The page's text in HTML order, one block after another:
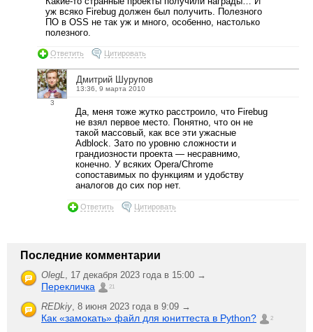
уж всяко Firebug должен был получить. Полезного
ПО в OSS не так уж и много, особенно, настолько
полезного.
Ответить Цитировать
3
Дмитрий Шурупов
13:36, 9 марта 2010
Да, меня тоже жутко расстроило, что Firebug
не взял первое место. Понятно, что он не
такой массовый, как все эти ужасные
Adblock. Зато по уровню сложности и
грандиозности проекта — несравнимо,
конечно. У всяких Opera/Chrome
сопоставимых по функциям и удобству
аналогов до сих пор нет.
Ответить Цитировать
Последние комментарии
OlegL, 17 декабря 2023 года в 15:00 →
Перекличка 21
REDkiy, 8 июня 2023 года в 9:09 →
Как «замокать» файл для юниттеста в Python? 2